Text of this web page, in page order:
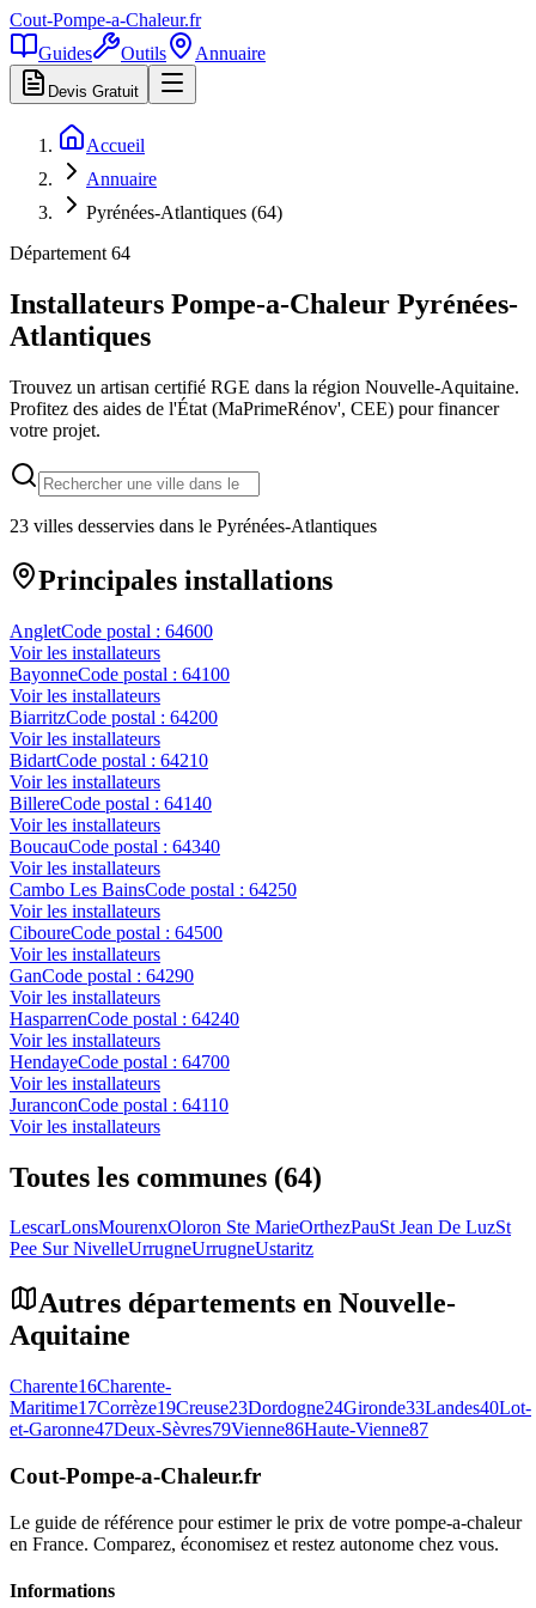
Cout-Pompe-a-Chaleur.fr
Guides
Outils Annuaire
Devis Gratuit
Accueil
Annuaire
Pyrénées-Atlantiques (64)
Département 64
Installateurs Pompe-a-Chaleur Pyrénées-
Atlantiques
Trouvez un artisan certifié RGE dans la région Nouvelle-Aquitaine.
Profitez des aides de l'État (MaPrimeRénov', CEE) pour financer
votre projet.
23 villes desservies dans le Pyrénées-Atlantiques
Principales installations
AngletCode postal : 64600
Voir les installateurs
BayonneCode postal : 64100
Voir les installateurs
BiarritzCode postal : 64200
Voir les installateurs
BidartCode postal : 64210
Voir les installateurs
BillereCode postal : 64140
Voir les installateurs
BoucauCode postal : 64340
Voir les installateurs
Cambo Les BainsCode postal : 64250
Voir les installateurs
CiboureCode postal : 64500
Voir les installateurs
GanCode postal : 64290
Voir les installateurs
HasparrenCode postal : 64240
Voir les installateurs
HendayeCode postal : 64700
Voir les installateurs
JuranconCode postal : 64110
Voir les installateurs
Toutes les communes (64)
LescarLonsMourenxOloron Ste MarieOrthezPauSt Jean De LuzSt
Pee Sur NivelleUrrugneUrrugneUstaritz
Autres départements en Nouvelle-
Aquitaine
Charente16Charente-
Maritime17Corrèze19Creuse23Dordogne24Gironde33Landes40Lot-
et-Garonne47Deux-Sèvres79Vienne86Haute-Vienne87
Cout-Pompe-a-Chaleur.fr
Le guide de référence pour estimer le prix de votre pompe-a-chaleur
en France. Comparez, économisez et restez autonome chez vous.
Informations